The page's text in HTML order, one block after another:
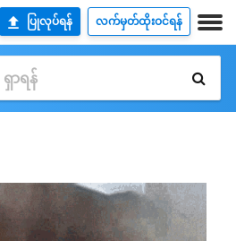
ပြုလုပ်ရန် လက်မှတ်ထိုးဝင်ရန်